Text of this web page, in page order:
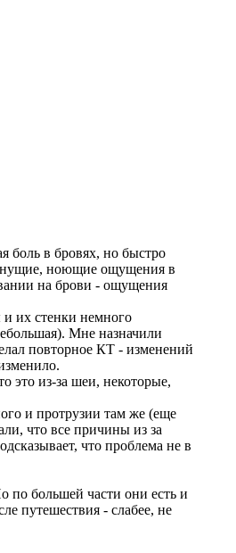
боль в бровях, но быстро
ноющие ощущения в
на брови - ощущения
их стенки немного
Мне назначили
повторное КТ - изменений
это из-за шеи, некоторые,
и протрузии там же (еще
что все причины из за
что проблема не в
по большей части они есть и
путешествия - слабее, не